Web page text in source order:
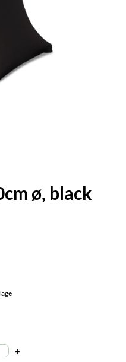
ø, black
+